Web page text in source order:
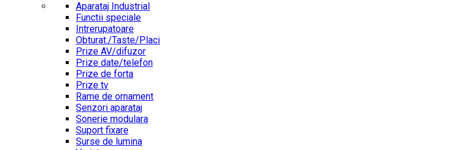
Aparataj Industrial
Functii speciale
Intrerupatoare
Obturat./Taste/Placi
Prize AV/difuzor
Prize date/telefon
Prize de forta
Prize tv
Rame de ornament
Senzori aparataj
Sonerie modulara
Suport fixare
Surse de lumina